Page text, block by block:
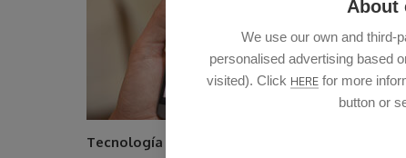
Tecnología fotográfica garantizada
About
We use our own and third-
personalised advertising based
visited). Click HEREfor more
button or